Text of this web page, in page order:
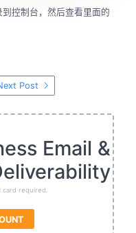
控制台，然后查看里面的
Post
Email &
card required.